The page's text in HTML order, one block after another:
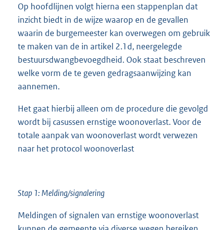
Op hoofdlijnen volgt hierna een stappenplan dat
inzicht biedt in de wijze waarop en de gevallen
waarin de burgemeester kan overwegen om gebruik
te maken van de in artikel 2.1d, neergelegde
bestuursdwangbevoegdheid. Ook staat beschreven
welke vorm de te geven gedragsaanwijzing kan
aannemen.
Het gaat hierbij alleen om de procedure die gevolgd
wordt bij casussen ernstige woonoverlast. Voor de
totale aanpak van woonoverlast wordt verwezen
naar het protocol woonoverlast
Stap 1: Melding/signalering
Meldingen of signalen van ernstige woonoverlast